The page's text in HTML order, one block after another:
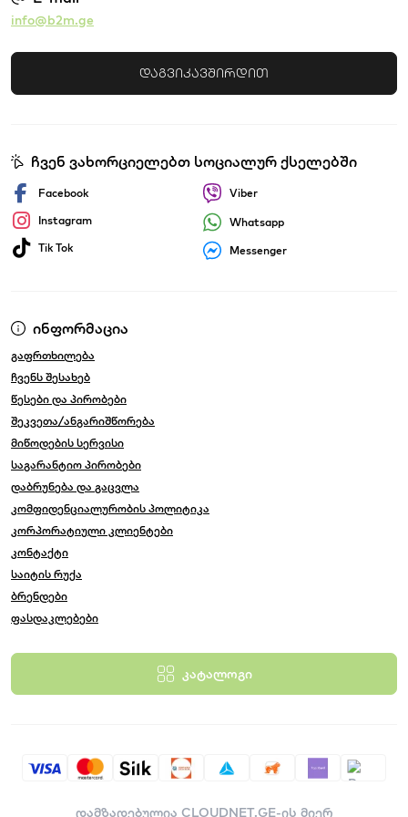
info@b2m.ge
დაგვიკავშირდით
ინფორმაცია
გაფრთხილება
ჩვენს შესახებ
წესები და პირობები
შეკვეთა/ანგარიშწორება
მიწოდების სერვისი
საგარანტიო პირობები
დაბრუნება და გაცვლა
კომფიდენციალურობის პოლიტიკა
კორპორატიული კლიენტები
კონტაქტი
საიტის რუქა
ბრენდები
ფასდაკლებები
კატალოგი
ჩვენ ვახორციელებთ სოციალურ ქსელებში
Facebook
Instagram
Tik Tok
Viber
Whatsapp
Messenger
დამზადებულია CLOUDNET.GE-ის მიერ